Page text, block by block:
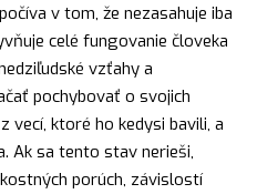
v tom, že nezasahuje iba
celé fungovanie človeka
vzťahy a
pochybovať o svojich
vecí, ktoré ho kedysi bavili, a
Ak sa tento stav nerieši,
porúch, závislostí